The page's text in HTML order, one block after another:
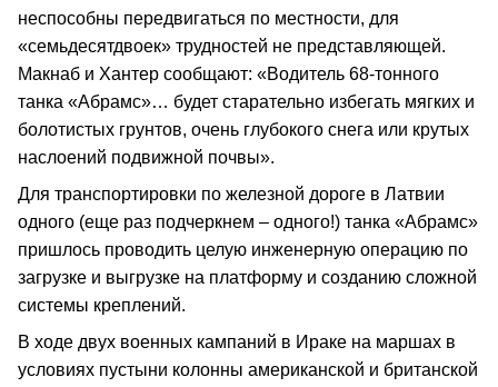
неспособны передвигаться по местности, для
«семьдесятдвоек» трудностей не представляющей.
Макнаб и Хантер сообщают: «Водитель 68-тонного
танка «Абрамс»… будет старательно избегать мягких и
болотистых грунтов, очень глубокого снега или крутых
наслоений подвижной почвы».
Для транспортировки по железной дороге в Латвии
одного (еще раз подчеркнем – одного!) танка «Абрамс»
пришлось проводить целую инженерную операцию по
загрузке и выгрузке на платформу и созданию сложной
системы креплений.
В ходе двух военных кампаний в Ираке на маршах в
условиях пустыни колонны американской и британской